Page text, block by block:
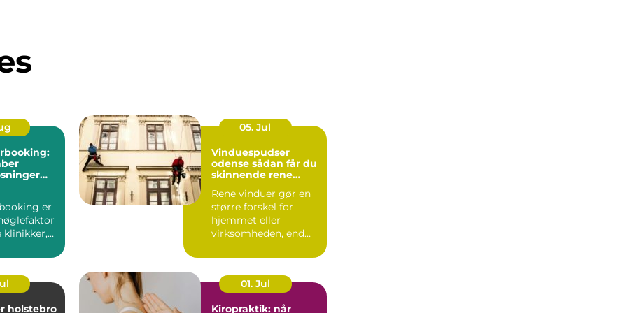
er
klinikker,
05. Jul
Vinduespudser
odense sådan får du
skinnende rene
Rene vinduer gør en
større forskel for
hjemmet eller
virksomheden, end
Lysindfaldet bliv...
holstebro
01. Jul
Kiropraktik: når